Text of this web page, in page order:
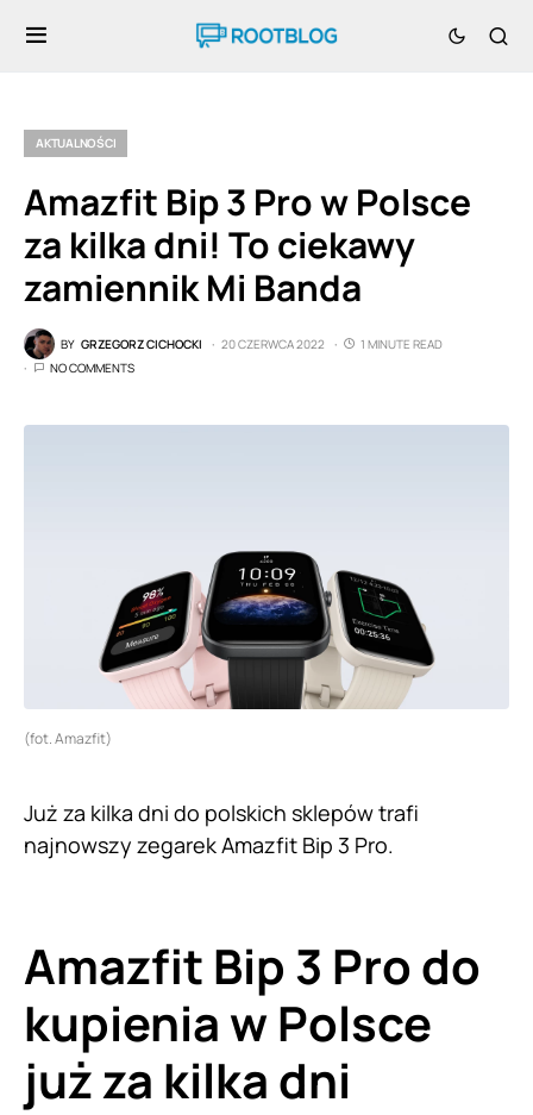
AKTUALNOŚCI
Amazfit Bip 3 Pro w Polsce
za kilka dni! To ciekawy
zamiennik Mi Banda
BY GRZEGORZ CICHOCKI 20 CZERWCA 2022
1 MINUTE READ
NO COMMENTS
(fot. Amazfit)
Już za kilka dni do polskich sklepów trafi
najnowszy zegarek Amazfit Bip 3 Pro.
Amazfit Bip 3 Pro do
kupienia w Polsce
już za kilka dni